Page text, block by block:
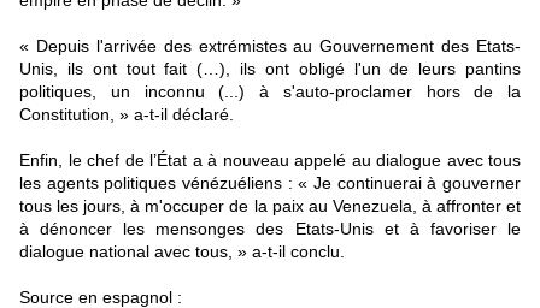
« Depuis l'arrivée des extrémistes au Gouvernement des Etats-
Unis, ils ont tout fait (…), ils ont obligé l'un de leurs pantins
politiques, un inconnu (...) à s'auto-proclamer hors de la
Constitution, » a-t-il déclaré.
Enfin, le chef de l’État a à nouveau appelé au dialogue avec tous
les agents politiques vénézuéliens : « Je continuerai à gouverner
tous les jours, à m'occuper de la paix au Venezuela, à affronter et
à dénoncer les mensonges des Etats-Unis et à favoriser le
dialogue national avec tous, » a-t-il conclu.
Source en espagnol :